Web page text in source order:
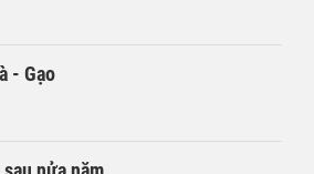
- Gạo